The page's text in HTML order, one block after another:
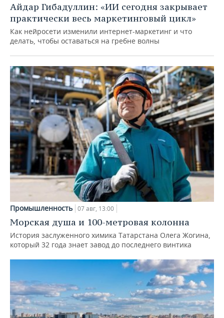
Айдар Гибадуллин: «ИИ сегодня закрывает
практически весь маркетинговый цикл»
Как нейросети изменили интернет-маркетинг и что
делать, чтобы оставаться на гребне волны
Промышленность 07 авг, 13:00
Морская душа и 100-метровая колонна
История заслуженного химика Татарстана Олега Жогина,
который 32 года знает завод до последнего винтика